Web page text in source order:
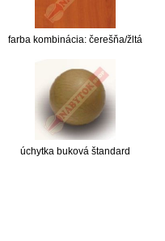
farba kombinácia: čerešňa/žltá
úchytka buková štandard